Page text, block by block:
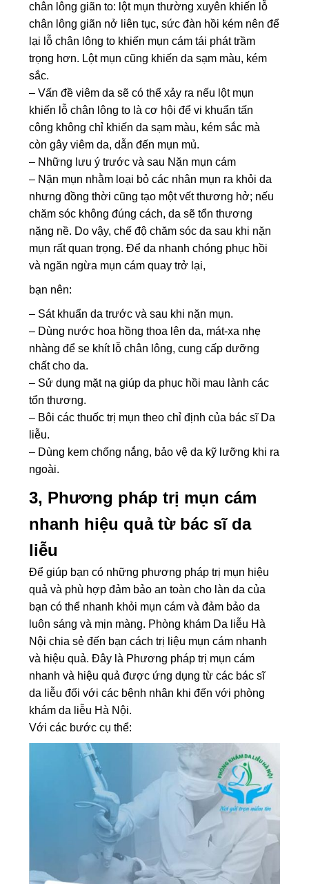
chân lông giãn to: lột mụn thường xuyên khiến lỗ
chân lông giãn nở liên tục, sức đàn hồi kém nên để
lại lỗ chân lông to khiến mụn cám tái phát trầm
trọng hơn. Lột mụn cũng khiến da sạm màu, kém
sắc.
– Vấn đề viêm da sẽ có thể xảy ra nếu lột mụn
khiến lỗ chân lông to là cơ hội để vi khuẩn tấn
công không chỉ khiến da sạm màu, kém sắc mà
còn gây viêm da, dẫn đến mụn mủ.
– Những lưu ý trước và sau Nặn mụn cám
– Nặn mụn nhằm loại bỏ các nhân mụn ra khỏi da
nhưng đồng thời cũng tạo một vết thương hở; nếu
chăm sóc không đúng cách, da sẽ tổn thương
nặng nề. Do vậy, chế độ chăm sóc da sau khi nặn
mụn rất quan trọng. Để da nhanh chóng phục hồi
và ngăn ngừa mụn cám quay trở lại,
bạn nên:
– Sát khuẩn da trước và sau khi nặn mụn.
– Dùng nước hoa hồng thoa lên da, mát-xa nhẹ
nhàng để se khít lỗ chân lông, cung cấp dưỡng
chất cho da.
– Sử dụng mặt nạ giúp da phục hồi mau lành các
tổn thương.
– Bôi các thuốc trị mụn theo chỉ định của bác sĩ Da
liễu.
– Dùng kem chống nắng, bảo vệ da kỹ lưỡng khi ra
ngoài.
3, Phương pháp trị mụn cám
nhanh hiệu quả từ bác sĩ da
liễu
Để giúp bạn có những phương pháp trị mụn hiệu
quả và phù hợp đảm bảo an toàn cho làn da của
bạn có thể nhanh khỏi mụn cám và đảm bảo da
luôn sáng và mịn màng. Phòng khám Da liễu Hà
Nội chia sẻ đến bạn cách trị liệu mụn cám nhanh
và hiệu quả. Đây là Phương pháp trị mụn cám
nhanh và hiệu quả được ứng dụng từ các bác sĩ
da liễu đối với các bệnh nhân khi đến với phòng
khám da liễu Hà Nội.
Với các bước cụ thể: